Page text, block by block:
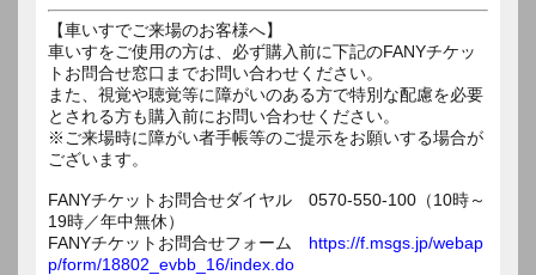
【車いすでご来場のお客様へ】
車いすをご使用の方は、必ず購入前に下記のFANYチケッ
トお問合せ窓口までお問い合わせください。
また、視覚や聴覚等に障がいのある方で特別な配慮を必要
とされる方も購入前にお問い合わせください。
※ご来場時に障がい者手帳等のご提示をお願いする場合が
ございます。
FANYチケットお問合せダイヤル 0570-550-100（10時～
19時／年中無休）
FANYチケットお問合せフォーム https://f.msgs.jp/webap
p/form/18802_evbb_16/index.do